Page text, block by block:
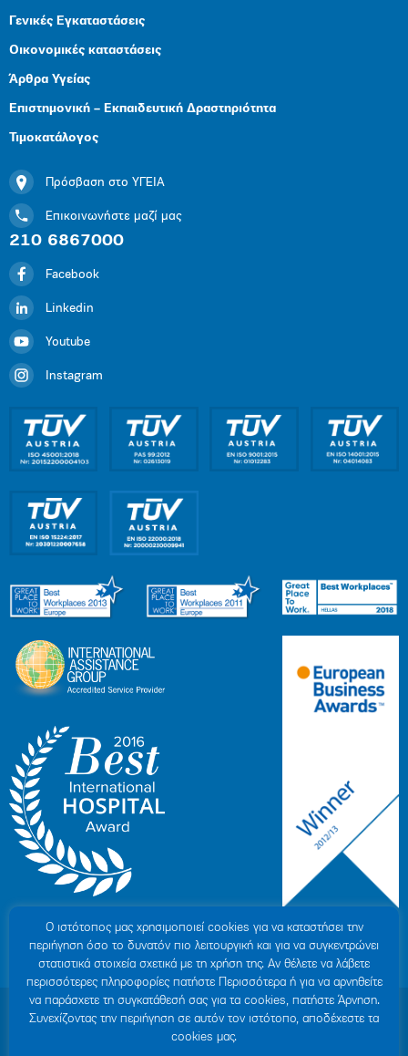
Γενικές Εγκαταστάσεις
Οικονομικές καταστάσεις
Άρθρα Υγείας
Επιστημονική – Εκπαιδευτική Δραστηριότητα
Τιμοκατάλογος
Πρόσβαση στο ΥΓΕΙΑ
Επικοινωνήστε μαζί μας
210 6867000
Facebook
Linkedin
Youtube
Instagram
© 2007-2026 ΥΓΕΙΑ Μ.Α.Ε |
ΓΕΜΗ: 000279901000
Όροι Χρήσης
| Πολιτική Προστασίας Προσωπικών Δεδομένων
Δήλωση Απορρήτου
Ο ιστότοπoς μας χρησιμοποιεί cookies για να καταστήσει την
περιήγηση όσο το δυνατόν πιο λειτουργική και για να συγκεντρώνει
στατιστικά στοιχεία σχετικά με τη χρήση της. Αν θέλετε να λάβετε
περισσότερες πληροφορίες πατήστε Περισσότερα ή για να αρνηθείτε
να παράσχετε τη συγκατάθεσή σας για τα cookies, πατήστε Άρνηση.
Συνεχίζοντας την περιήγηση σε αυτόν τον ιστότοπο, αποδέχεστε τα
cookies μας.